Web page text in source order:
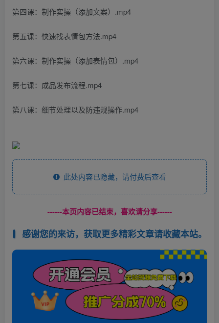
第四课：制作实操（添加文案）.mp4
第五课：快速找表情包方法.mp4
第六课：制作实操（添加表情包）.mp4
第七课：成品发布流程.mp4
第八课：细节处理以及防违规操作.mp4
此处内容已隐藏，请付费后查看
------本页内容已结束，喜欢请分享------
感谢您的来访，获取更多精彩文章请收藏本站。